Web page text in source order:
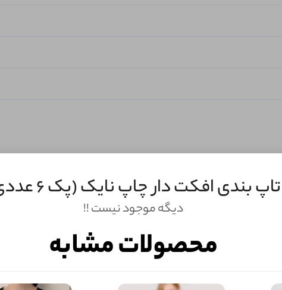
ثبـــــت‌دیدگاه
شما هم می‌توانید در مورد این کالا نظر دهید.
تاپ بندی افکت دار چاپ نایک (پک 6 عددی)
دیگه موجود نیست !!
محصولات مشابه